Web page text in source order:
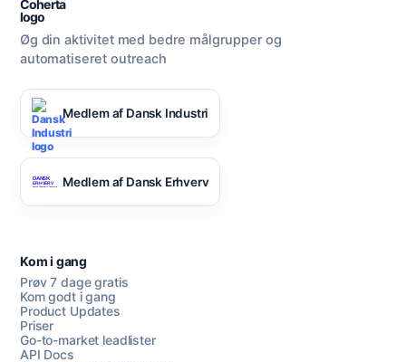
Øg din aktivitet med bedre målgrupper og
automatiseret outreach
Medlem af Dansk Industri
Medlem af Dansk Erhverv
Kom i gang
Prøv 7 dage gratis
Kom godt i gang
Product Updates
Priser
Go-to-market leadlister
API Docs